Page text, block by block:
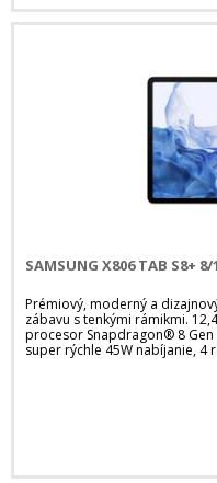
SAMSUNG X806 TAB S8+
Prémiový, moderný a
zábavu s tenkými rámikmi.
procesor Snapdragon® 8 Gen
super rýchle 45W nabíjanie, 4